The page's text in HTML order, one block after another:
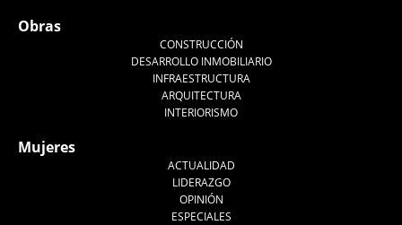
Obras
CONSTRUCCIÓN
DESARROLLO INMOBILIARIO
INFRAESTRUCTURA
ARQUITECTURA
INTERIORISMO
Mujeres
ACTUALIDAD
LIDERAZGO
OPINIÓN
ESPECIALES